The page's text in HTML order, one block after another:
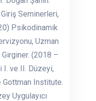
Seminerleri,
Psikodinamik
Uzman
(2018 –
I. ve II. Düzeyi,
Gottman Institute.
Uygulayıcı